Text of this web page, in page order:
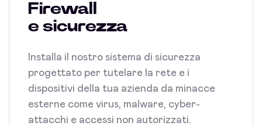
Firewall
e sicurezza
Installa il nostro sistema di sicurezza
progettato per tutelare la rete e i
dispositivi della tua azienda da minacce
esterne come virus, malware, cyber-
attacchi e accessi non autorizzati.